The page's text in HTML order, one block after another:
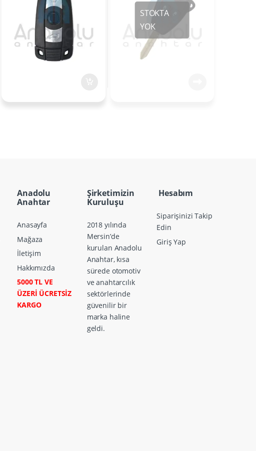
Anadolu
Anahtar
Anasayfa
Mağaza
İletişim
Hakkımızda
5000 TL VE
ÜZERİ ÜCRETSİZ
KARGO
Şirketimizin
Kuruluşu
2018 yılında
Mersin’de
kurulan Anadolu
Anahtar, kısa
sürede otomotiv
ve anahtarcılık
sektörlerinde
güvenilir bir
marka haline
geldi.
Hesabım
Siparişinizi Takip
Edin
Giriş Yap